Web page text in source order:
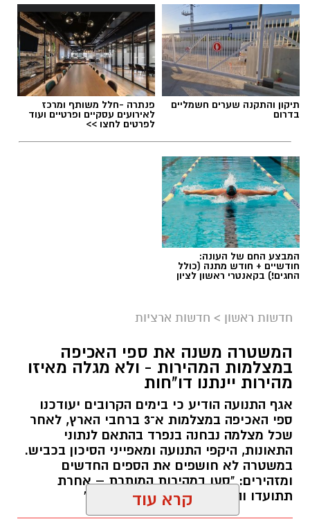
תיקון והתקנה שערים חשמליים
בדרום
פנתרה -חלל משותף ומרכז
לאירועים עסקיים ופרטיים ועוד
לפרטים לחצו >>
המבצע החם של העונה:
חודשיים + חודש מתנה (כולל
החגים!) בקאנטרי ראשון לציון
חדשות ראשון > חדשות ארציות
המשטרה משנה את ספי האכיפה
במצלמות המהירות - ולא מגלה מאיזו
מהירות יינתנו דו"חות
אגף התנועה הודיע כי בימים הקרובים יעודכנו
ספי האכיפה במצלמות א־3 ברחבי הארץ, לאחר
שכל מצלמה נבחנה בנפרד בהתאם לנתוני
התאונות, היקפי התנועה ומאפייני הסיכון בכביש.
במשטרה לא חושפים את הספים החדשים
ומזהירים: "סעו במהירות המותרת – אחרת
תתועדו והדו"ח יישלח ישירות אליכם"
קרא עוד